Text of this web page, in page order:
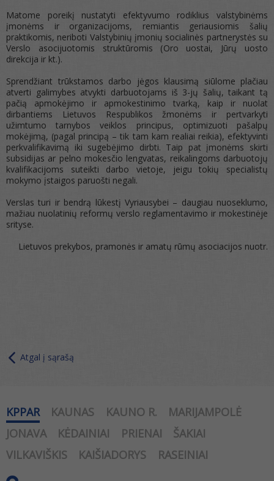
Matome poreikį nustatyti efektyvumo rodiklius valstybinėms
įmonėms ir organizacijoms, remiantis geriausiomis šalių
praktikomis, neriboti Valstybinių įmonių socialinės partnerystės su
Verslo asocijuotomis struktūromis (Oro uostai, Jūrų uosto
direkcija ir kt.).
Sprendžiant trūkstamos darbo jėgos klausimą siūlome plačiau
atverti galimybes atvykti darbuotojams iš 3-jų šalių, taikant tą
pačią apmokėjimo ir apmokestinimo tvarką, kaip ir nuolat
dirbantiems Lietuvos Respublikos žmonėms ir pertvarkyti
užimtumo tarnybos veiklos principus, optimizuoti pašalpų
mokėjimą, (pagal principą – tik tam kam realiai reikia), efektyvinti
perkvalifikavimą iki sugebėjimo dirbti. Taip pat įmonėms skirti
subsidijas ar pelno mokesčio lengvatas, reikalingoms darbuotojų
kvalifikacijoms suteikti darbo vietoje, jeigu tokių specialistų
mokymo įstaigos paruošti negali.
Verslas turi ir bendrą lūkestį Vyriausybei – daugiau nuoseklumo,
mažiau nuolatinių reformų verslo reglamentavimo ir mokestinėje
srityse.
Lietuvos prekybos, pramonės ir amatų rūmų asociacijos nuotr.
Atgal į sąrašą
KPPAR KAUNAS KAUNO R.
MARIJAMPOLĖ
JONAVA
KĖDAINIAI PRIENAI
ŠAKIAI
VILKAVIŠKIS
KAIŠIADORYS RASEINIAI